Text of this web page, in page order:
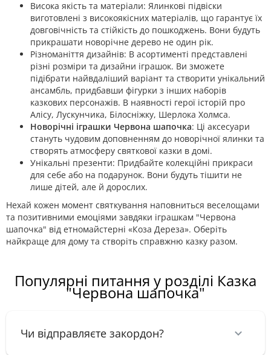
Висока якість та матеріали: Ялинкові підвіски
виготовлені з високоякісних матеріалів, що гарантує їх
довговічність та стійкість до пошкоджень. Вони будуть
прикрашати новорічне дерево не один рік.
Різноманіття дизайнів: В асортименті представлені
різні розміри та дизайни іграшок. Ви зможете
підібрати найвдаліший варіант та створити унікальний
ансамбль, придбавши фігурки з інших наборів
казкових персонажів. В наявності герої історій про
Алісу, Лускунчика, Білосніжку, Шерлока Холмса.
Новорічні іграшки Червона шапочка: Ці аксесуари
стануть чудовим доповненням до новорічної ялинки та
створять атмосферу святкової казки в домі.
Унікальні презенти: Придбайте колекційні прикраси
для себе або на подарунок. Вони будуть тішити не
лише дітей, але й дорослих.
Нехай кожен момент святкування наповниться веселощами
та позитивними емоціями завдяки іграшкам "Червона
шапочка" від етномайстерні «Коза Дереза». Оберіть
найкраще для дому та створіть справжню казку разом.
Популярні питання у розділі Казка
"Червона шапочка"
Чи відправляєте закордон?